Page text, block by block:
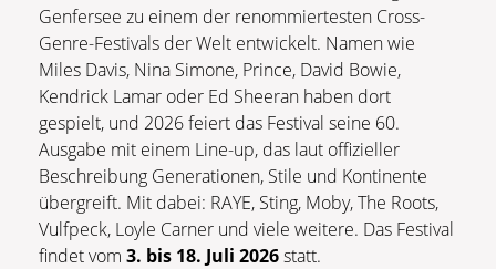
Genfersee zu einem der renommiertesten Cross-
Genre-Festivals der Welt entwickelt. Namen wie
Miles Davis, Nina Simone, Prince, David Bowie,
Kendrick Lamar oder Ed Sheeran haben dort
gespielt, und 2026 feiert das Festival seine 60.
Ausgabe mit einem Line-up, das laut offizieller
Beschreibung Generationen, Stile und Kontinente
übergreift. Mit dabei: RAYE, Sting, Moby, The Roots,
Vulfpeck, Loyle Carner und viele weitere. Das Festival
findet vom 3. bis 18. Juli 2026statt.